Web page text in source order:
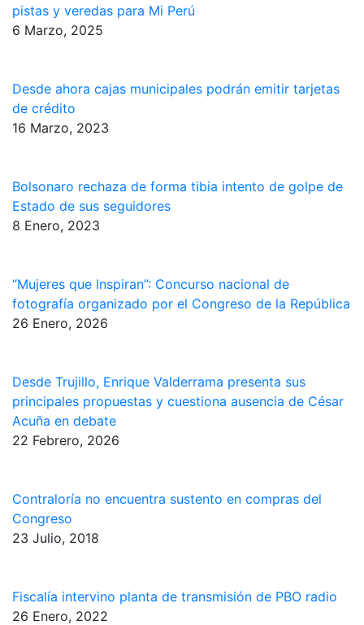
pistas y veredas para Mi Perú
6 Marzo, 2025
Desde ahora cajas municipales podrán emitir tarjetas
de crédito
16 Marzo, 2023
Bolsonaro rechaza de forma tibia intento de golpe de
Estado de sus seguidores
8 Enero, 2023
“Mujeres que Inspiran”: Concurso nacional de
fotografía organizado por el Congreso de la República
26 Enero, 2026
Desde Trujillo, Enrique Valderrama presenta sus
principales propuestas y cuestiona ausencia de César
Acuña en debate
22 Febrero, 2026
Contraloría no encuentra sustento en compras del
Congreso
23 Julio, 2018
Fiscalía intervino planta de transmisión de PBO radio
26 Enero, 2022